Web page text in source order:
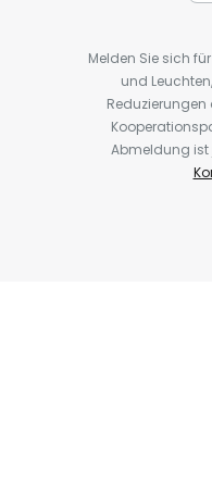
Melden Sie sich
und
Abmeldung ist